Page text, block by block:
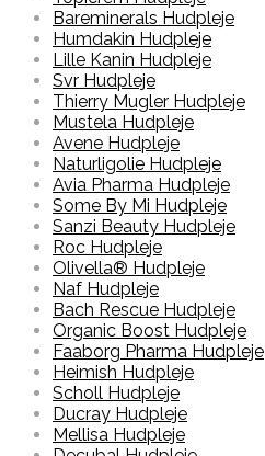
Bareminerals Hudpleje
Humdakin Hudpleje
Lille Kanin Hudpleje
Svr Hudpleje
Thierry Mugler Hudpleje
Mustela Hudpleje
Avene Hudpleje
Naturligolie Hudpleje
Avia Pharma Hudpleje
Some By Mi Hudpleje
Sanzi Beauty Hudpleje
Roc Hudpleje
Olivella® Hudpleje
Naf Hudpleje
Bach Rescue Hudpleje
Organic Boost Hudpleje
Faaborg Pharma Hudpleje
Heimish Hudpleje
Scholl Hudpleje
Ducray Hudpleje
Mellisa Hudpleje